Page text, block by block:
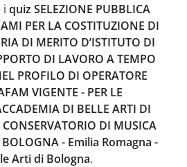
i quiz SELEZIONE PUBBLICA
PER LA COSTITUZIONE DI
DI MERITO D’ISTITUTO DI
DI LAVORO A TEMPO
PROFILO DI OPERATORE
VIGENTE - PER LE
DI BELLE ARTI DI
DI MUSICA
- Emilia Romagna -
Arti di Bologna.